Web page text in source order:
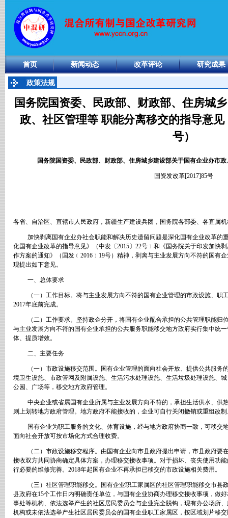
首页 新闻动态 改革评论 研究成果
政策法规
国务院国资委、民政部、财政部、住房城
政、社区管理等 职能分离移交的指导意见
号）
国务院国资委、民政部、财政部、住房城乡建设部关于国有企业办市
国资发改革[2017]85号
各省、自治区、直辖市人民政府，新疆生产建设兵团，国务院各部委、各直属
加快剥离国有企业办社会职能和解决历史遗留问题是深化国有企业改革的
化国有企业改革的指导意见》（中发〔2015〕 22号﹞和《国务院关于印发加快
作方案的通知》（国发﹝ 2016 ﹞ 19号）精神，剥离与主业发展方向不符的国有
现提出如下意见。
一、总体要求
（一）工作目标。将与主业发展方向不符的国有企业管理的市政设施、
2017年底前完成。
（二）工作要求。坚持政企分开，将国有企业配合承担的公共管理职能
与主业发展方向不符的国有企业承担的公共服务职能移交地方政府实行集中统
体、提质增效。
二、主要任务
（一）市政设施移交范围。国有企业管理的面向社会开放、提供公共服
境卫生设施、市政管网及附属设施、生活污水处理设施、生活垃圾处理设施、
公园、广场等，移交地方政府管理。
中央企业或省属国有企业所属与主业发展方向不符的，承担生活供水、供
则上划转地方政府管理。地方政府不能接收的，企业可自行关闭撤销或重组改
国有企业为职工服务的文化、体育设施，经与地方政府协商一致，可移交
面向社会开放可按市场化方式合理收费。
（二）市政设施移交程序。由国有企业向市县政府提出申请，市县政府要
接收双方共同协商确定具体方案，办理移交接收事项。对于损坏、丧失使用功
行必要的维修完善。 2018年起国有企业不再承担已移交的市政设施相关费用。
（三）社区管理职能移交。国有企业职工家属区的社区管理职能移交市
县政府在15个工作日内明确责任单位，与国有企业协商办理移交接收事项，做
事处等机构、依法选举产生的社区居民委员会与企业完全脱钩，现有办公场所
机构或未依法选举产生社区居民委员会的国有企业职工家属区，按区域划片移